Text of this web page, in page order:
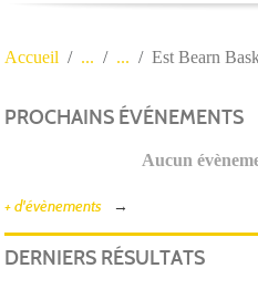
Accueil Est Bearn
PROCHAINS ÉVÉNEMENTS
Aucun
+ d'évènements
DERNIERS RÉSULTATS